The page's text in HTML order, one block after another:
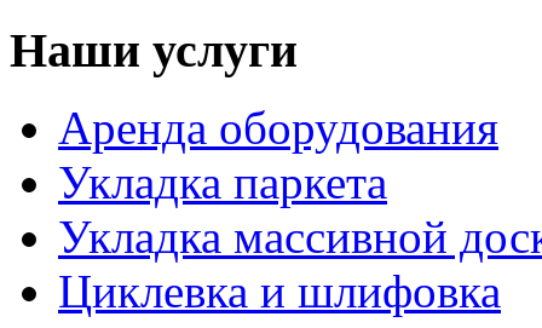
Наши услуги
Аренда оборудования
Укладка паркета
Укладка массивной
Циклевка и шлифовка